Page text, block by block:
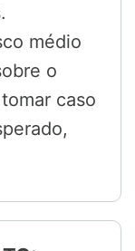
médio
o
caso